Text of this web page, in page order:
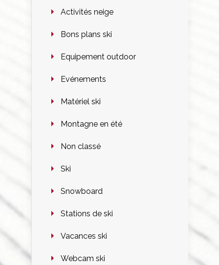
Activités neige
Bons plans ski
Equipement outdoor
Evénements
Matériel ski
Montagne en été
Non classé
Ski
Snowboard
Stations de ski
Vacances ski
Webcam ski